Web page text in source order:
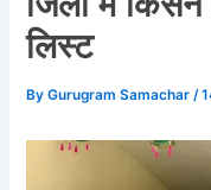
लिस्‍ट
ByGurugram Samachar /